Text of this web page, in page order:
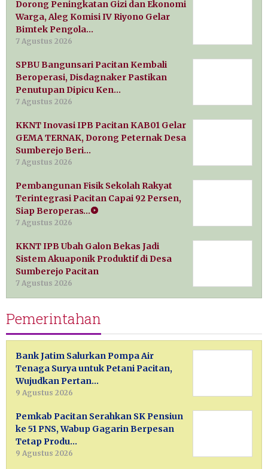
Dorong Peningkatan Gizi dan Ekonomi
Warga, Aleg Komisi IV Riyono Gelar
Bimtek Pengola…
7 Agustus 2026
SPBU Bangunsari Pacitan Kembali
Beroperasi, Disdagnaker Pastikan
Penutupan Dipicu Ken…
7 Agustus 2026
KKNT Inovasi IPB Pacitan KAB01 Gelar
GEMA TERNAK, Dorong Peternak Desa
Sumberejo Beri…
7 Agustus 2026
Pembangunan Fisik Sekolah Rakyat
Terintegrasi Pacitan Capai 92 Persen,
Siap Beroperas…
7 Agustus 2026
KKNT IPB Ubah Galon Bekas Jadi
Sistem Akuaponik Produktif di Desa
Sumberejo Pacitan
7 Agustus 2026
Pemerintahan
Bank Jatim Salurkan Pompa Air
Tenaga Surya untuk Petani Pacitan,
Wujudkan Pertan…
9 Agustus 2026
Pemkab Pacitan Serahkan SK Pensiun
ke 51 PNS, Wabup Gagarin Berpesan
Tetap Produ…
9 Agustus 2026